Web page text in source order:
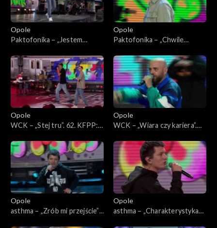
Opole
Paktofonika – „Jestem
„Hip-hop. Jedno podwórko”
Opole
Paktofonika – „Chwile
„Hip-hop. Jedno podwórko”
Opole
WCK – „Stej tru”. 62. KFPP:
podwórko”
Opole
WCK – „Wiara czy kariera”.
Jedno podwórko”
Opole
asthma – „Zrób mi przejście”.
Opole
asthma – „Charakterystyka